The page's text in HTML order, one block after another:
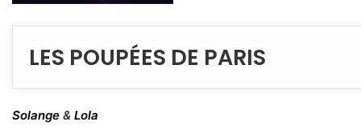
LES POUPÉES DE PARIS
Solange & Lola